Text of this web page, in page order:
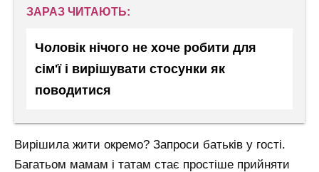
ЗАРАЗ ЧИТАЮТЬ:
Чоловік нічого не хоче робити для
сім'ї і вирішувати стосунки як
поводитися
Вирішила жити окремо? Запроси батьків у гості.
Багатьом мамам і татам стає простіше прийняти